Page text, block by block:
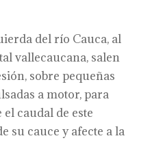
del río Cauca, al
vallecaucana, salen
sobre pequeñas
a motor, para
caudal de este
su cauce y afecte a la